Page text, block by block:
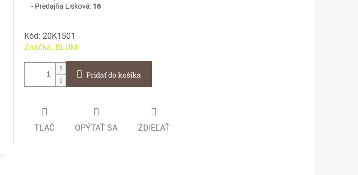
Predajňa Lisková: 16
Kód: 20K1501
Značka: BLUM
Pridať do košíka
TLAČ OPÝTAŤ SA ZDIEĽAŤ